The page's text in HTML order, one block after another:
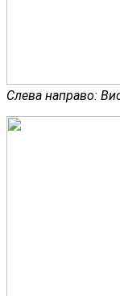
Слева направо: